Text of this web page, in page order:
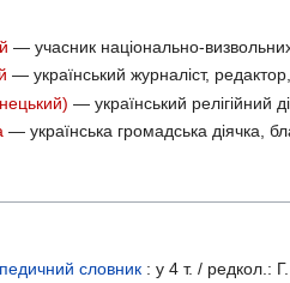
— учасник національно-
— український журналіст,
— український
— українська громадська діячка,
словник : у4 т. / редкол.: